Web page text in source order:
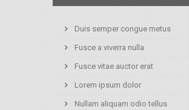
Duis semper congue metus
Fusce a viverra nulla
Fusce vitae auctor erat
Lorem ipsum dolor
Nullam aliquam odio tellus